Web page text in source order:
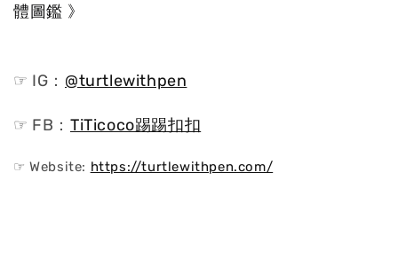
體圖鑑 》
☞ IG： @turtlewithpen
☞ FB： TiTicoco踢踢扣扣
☞ Website: https://turtlewithpen.com/